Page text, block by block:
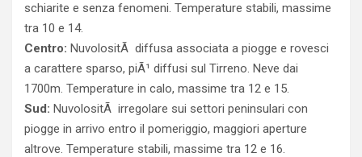
schiarite e senza fenomeni. Temperature stabili, massime
tra 10 e 14.
Centro: NuvolositÃ diffusa associata a piogge e rovesci
a carattere sparso, piÃ¹ diffusi sul Tirreno. Neve dai
1700m. Temperature in calo, massime tra 12 e 15.
Sud: NuvolositÃ irregolare sui settori peninsulari con
piogge in arrivo entro il pomeriggio, maggiori aperture
altrove. Temperature stabili, massime tra 12 e 16.